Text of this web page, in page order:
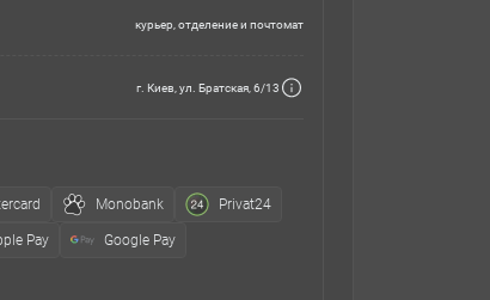
курьер, отделение и почтомат
г. Киев, ул. Братская, 6/13
Monobank Privat24
Pay Google Pay